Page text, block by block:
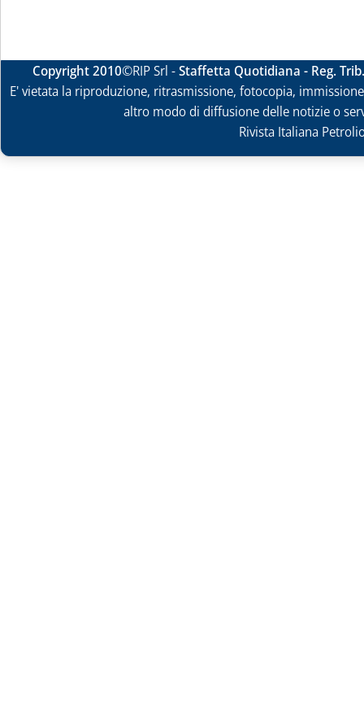
Copyright 2010©RIP Srl -Staffetta Quotidiana - Reg.
E' vietata la riproduzione, ritrasmissione, fotocopia,
altro modo di diffusione delle notizie o
Rivista Italiana